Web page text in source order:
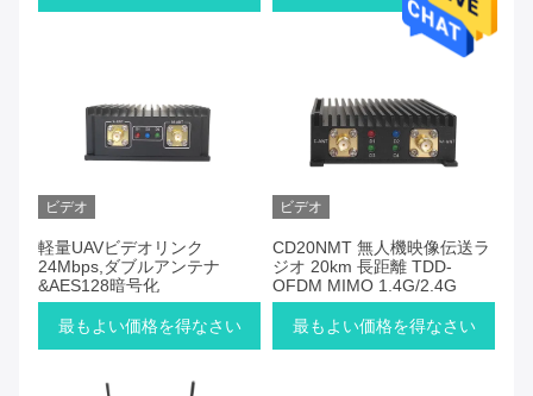
ビデオ
軽量UAVビデオリンク
24Mbps,ダブルアンテナ
&AES128暗号化
最もよい価格を得なさい
ビデオ
CD20NMT 無人機映像伝送ラ
ジオ 20km 長距離 TDD-
OFDM MIMO 1.4G/2.4G
最もよい価格を得なさい